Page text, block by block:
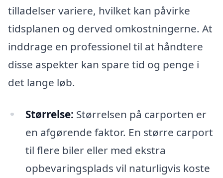
tilladelser variere, hvilket kan påvirke
tidsplanen og derved omkostningerne. At
inddrage en professionel til at håndtere
disse aspekter kan spare tid og penge i
det lange løb.
Størrelse: Størrelsen på carporten er
en afgørende faktor. En større carport
til flere biler eller med ekstra
opbevaringsplads vil naturligvis koste